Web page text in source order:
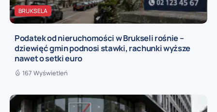
BRUKSELA
Podatek od nieruchomości w Brukseli rośnie –
dziewięć gmin podnosi stawki, rachunki wyższe
nawet o setki euro
167 Wyświetleń